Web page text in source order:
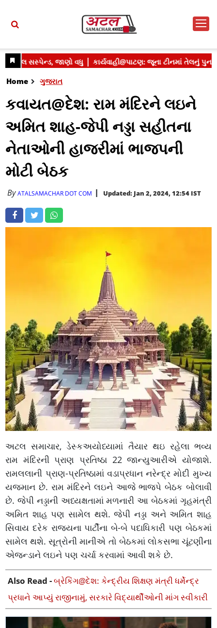
Home ગુજરાત
કવાયત@દેશ: રામ મંદિરને લઇને
અમિત શાહ-જેપી નડ્ડા સહીતના
નેતાઓની હાજરીમાં ભાજપની
મોટી બેઠક
ByATALSAMACHAR DOT COM Updated: Jan 2, 2024, 12:54 IST
અટલ સમાચાર, ડેસ્કઅયોધ્યામાં તૈયાર થઇ રહેલા ભવ્ય
રામ મંદિરની પ્રાણ પ્રતિષ્ઠા 22 જાન્યુઆરીએ યોજાશે.
રામલલાની પ્રાણ-પ્રતિષ્ઠામાં વડાપ્રધાન નરેન્દ્ર મોદી મુખ્ય
યજમાન છે. રામ મંદિરને લઇને આજે ભાજપે બેઠક બોલાવી
છે. જેપી નડ્ડાની અધ્યક્ષતામાં મળનારી આ બેઠકમાં ગૃહમંત્રી
અમિત શાહ પણ સામેલ થશે. જેપી નડ્ડા અને અમિત શાહ
સિવાય દરેક રાજ્યના પાર્ટીના બે-બે પદાધિકારી પણ બેઠકમાં
સામેલ થશે. સૂત્રોની માનીએ તો બેઠકમાં લોકસભા ચૂંટણીના
એજન્ડાને લઇને પણ ચર્ચા કરવામાં આવી શકે છે.
Also Read -બ્રેકિંગ@દેશ: કેન્દ્રીય શિક્ષણ મંત્રી ધર્મેન્દ્ર
પ્રધાને આપ્યું રાજીનામું, સરકારે વિદ્યાર્થીઓની માંગ સ્વીકારી